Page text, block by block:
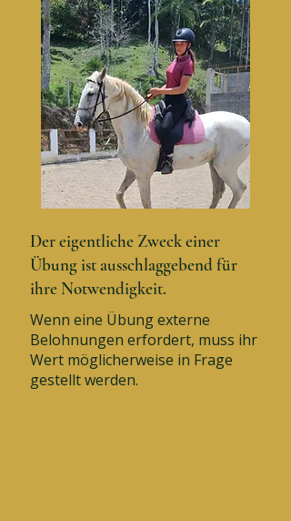
Der eigentliche Zweck einer
Übung ist ausschlaggebend für
ihre Notwendigkeit.
Wenn eine Übung externe
Belohnungen erfordert, muss ihr
Wert möglicherweise in Frage
gestellt werden.